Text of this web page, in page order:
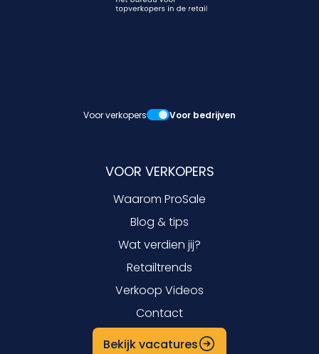
Voor verkopers Voor bedrijven
VOOR VERKOPERS
Waarom ProSale
Blog & tips
Wat verdien jij?
Retailtrends
Verkoop Videos
Contact
Bekijk vacatures